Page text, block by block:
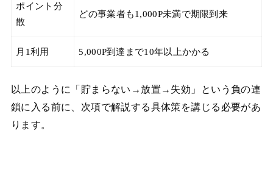
ポイント分
散
どの事業者も1,000P未満で期限到来
月1利用 5,000P到達まで10年以上かかる
以上のように「貯まらない→放置→失効」という負の連
鎖に入る前に、次項で解説する具体策を講じる必要があ
ります。